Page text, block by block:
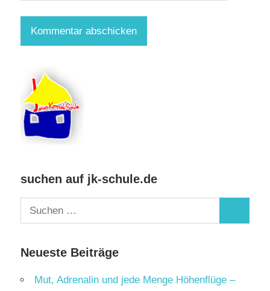
suchen auf jk-schule.de
Suchen
nach:
Neueste Beiträge
Mut, Adrenalin und jede Menge Höhenflüge –